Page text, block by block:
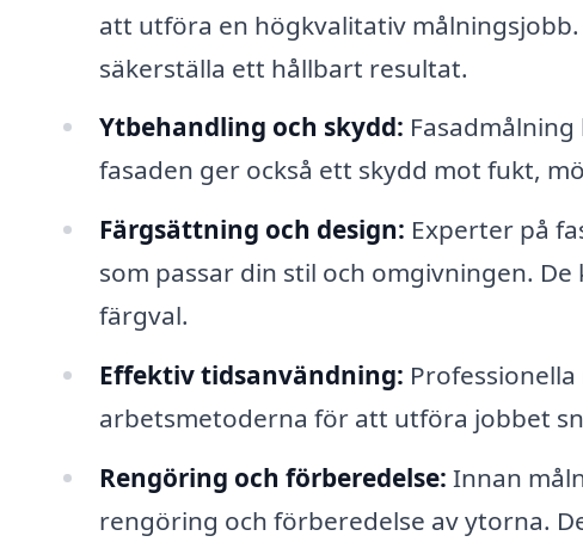
att utföra en högkvalitativ
säkerställa ett hållbart resultat.
Ytbehandling och skydd:
fasaden ger också ett skydd mot fukt,
Färgsättning och design: Experter på
som passar din stil och omgivningen.
färgval.
Effektiv tidsanvändning:
arbetsmetoderna för att utföra jobbet
Rengöring och förberedelse: Innan
rengöring och förberedelse av ytorna.